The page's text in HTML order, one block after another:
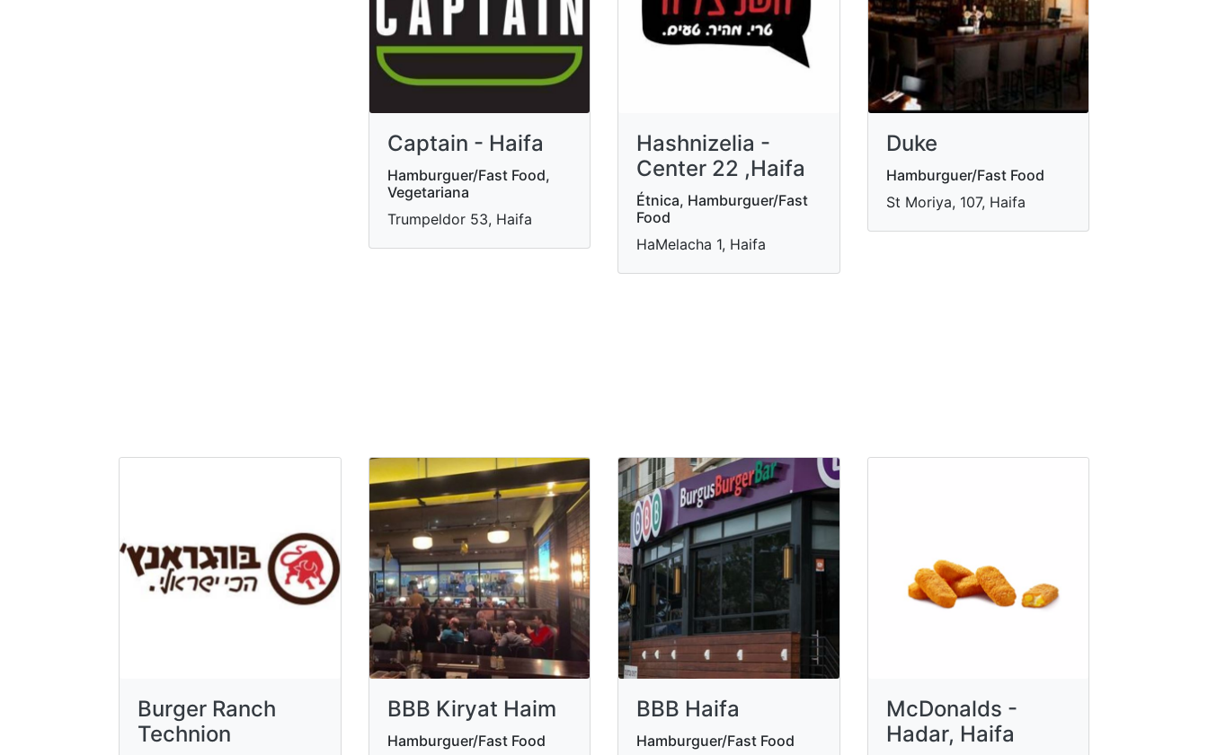
Captain - Haifa
Hamburguer/Fast Food,
Vegetariana
Trumpeldor 53, Haifa
Hashnizelia -
Center 22 ,Haifa
Étnica, Hamburguer/Fast
Food
HaMelacha 1, Haifa
Duke
Hamburguer/Fast Food
St Moriya, 107, Haifa
Burger Ranch
Technion
BBB Kiryat Haim
Hamburguer/Fast Food
BBB Haifa
Hamburguer/Fast Food
McDonalds -
Hadar, Haifa